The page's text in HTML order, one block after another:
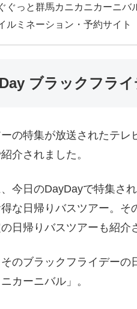
ぐっと群馬カニカニカーニ
ルミネーション・予約サイト
ブラックフラ
の特集が放送されたテレ
介されました。
今日のDayDayで特集さ
な日帰りバスツアー。そ
日帰りバスツアーも紹介
のブラックフライデー
カーニバル」。